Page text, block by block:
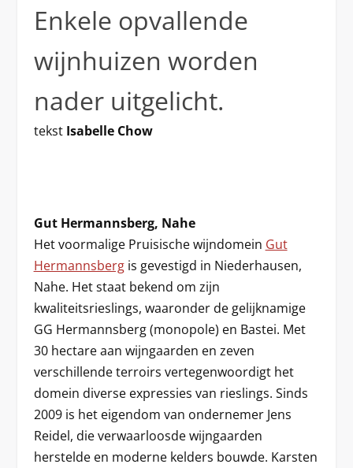
Enkele opvallende
wijnhuizen worden
nader uitgelicht.
tekst Isabelle Chow
Gut Hermannsberg, Nahe
Het voormalige Pruisische wijndomein Gut
Hermannsbergis gevestigd in Niederhausen,
Nahe. Het staat bekend om zijn
kwaliteitsrieslings, waaronder de gelijknamige
GG Hermannsberg (monopole) en Bastei. Met
30 hectare aan wijngaarden en zeven
verschillende terroirs vertegenwoordigt het
domein diverse expressies van rieslings. Sinds
2009 is het eigendom van ondernemer Jens
Reidel, die verwaarloosde wijngaarden
herstelde en moderne kelders bouwde. Karsten